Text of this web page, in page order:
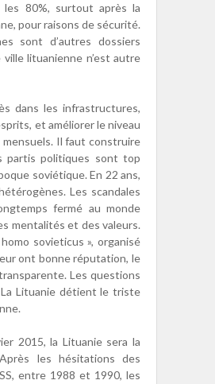
les 80%, surtout après la
pour raisons de sécurité.
sont d’autres dossiers
lituanienne n’est autre
dans les infrastructures,
et améliorer le niveau
mensuels. Il faut construire
partis politiques sont top
soviétique. En 22 ans,
Les scandales
fermé au monde
mentalités et des valeurs.
sovieticus », organisé
ont bonne réputation, le
Les questions
La Lituanie détient le triste
2015, la Lituanie sera la
les hésitations des
entre 1988 et 1990, les